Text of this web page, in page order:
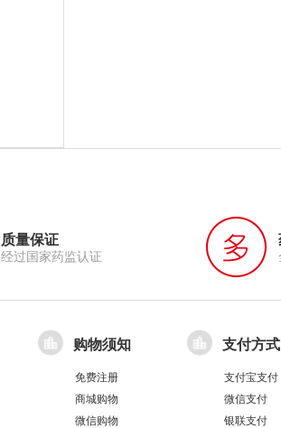
质量保证
经过国家药监认证
购物须知
免费注册
商城购物
微信购物
支付方式
支付宝支付
微信支付
银联支付